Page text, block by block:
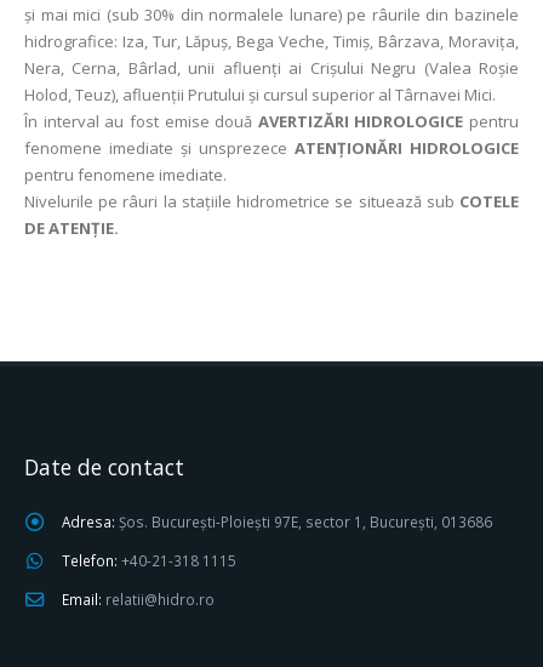
şi mai mici (sub 30% din normalele lunare) pe râurile din bazinele
hidrografice: Iza, Tur, Lăpuș, Bega Veche, Timiș, Bârzava, Moravița,
Nera, Cerna, Bârlad, unii afluenți ai Crișului Negru (Valea Roșie
Holod, Teuz), afluenții Prutului și cursul superior al Târnavei Mici.
În interval au fost emise două AVERTIZĂRI HIDROLOGICE pentru
fenomene imediate și unsprezece ATENȚIONĂRI HIDROLOGICE
pentru fenomene imediate.
Nivelurile pe râuri la stațiile hidrometrice se situează sub COTELE
DE ATENȚIE.
Date de contact
Adresa: Șos. București-Ploiești 97E, sector 1, București, 013686
Telefon: +40-21-318 1115
Email: relatii@hidro.ro